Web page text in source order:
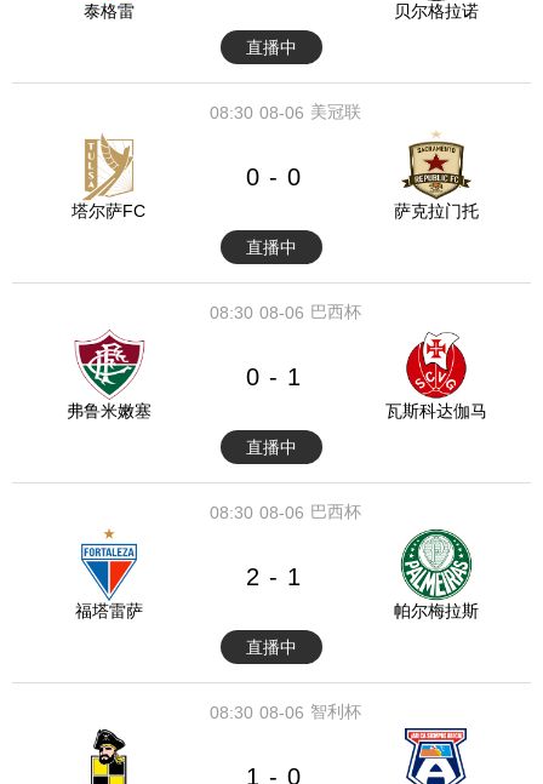
泰格雷
贝尔格拉诺
直播中
08-06
08:30 美冠联
塔尔萨FC
0 - 0
萨克拉门托
直播中
08-06
08:30 巴西杯
弗鲁米嫩塞
0 - 1
瓦斯科达伽马
直播中
08-06
08:30 巴西杯
福塔雷萨
2 - 1
帕尔梅拉斯
直播中
08-06
08:30 智利杯
1 - 0